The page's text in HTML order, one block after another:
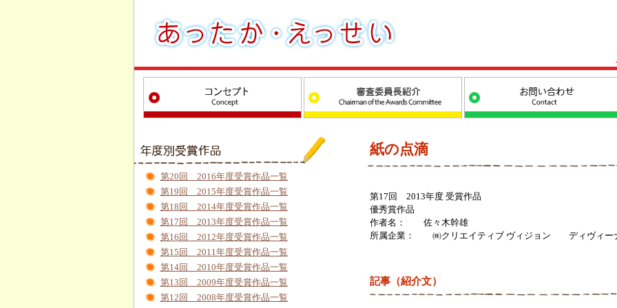
第20回 2016年度受賞作品一覧
第19回 2015年度受賞作品一覧
第18回 2014年度受賞作品一覧
第17回 2013年度受賞作品一覧
第16回 2012年度受賞作品一覧
第15回 2011年度受賞作品一覧
第14回 2010年度受賞作品一覧
第13回 2009年度受賞作品一覧
第12回 2008年度受賞作品一覧
紙の点滴
第17回 2013年度 受賞作品
優秀賞作品
作者名： 佐々木幹雄
所属企業： ㈱クリエイティブ ヴィジョン ディヴィー
記事（紹介文）